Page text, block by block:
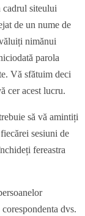
siteului
de un nume de
nimănui
parola
Vă sfătuim deci
cer acest lucru.
să vă amintiți
sesiuni de
fereastra
dvs.